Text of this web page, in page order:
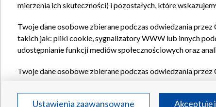
mierzenia ich skuteczności) i pozostałych, które
Twoje dane osobowe zbierane podczas odwiedzania przez
takich jak: pliki cookie, sygnalizatory WWW lub innych
udostępnianie funkcji mediów społecznościowych oraz
Twoje dane osobowe zbierane podczas odwiedzania przez
Partnerów TVPdla realizacji następujących celów i funkcji:
Ustawienia zaawansowane Akceptuję